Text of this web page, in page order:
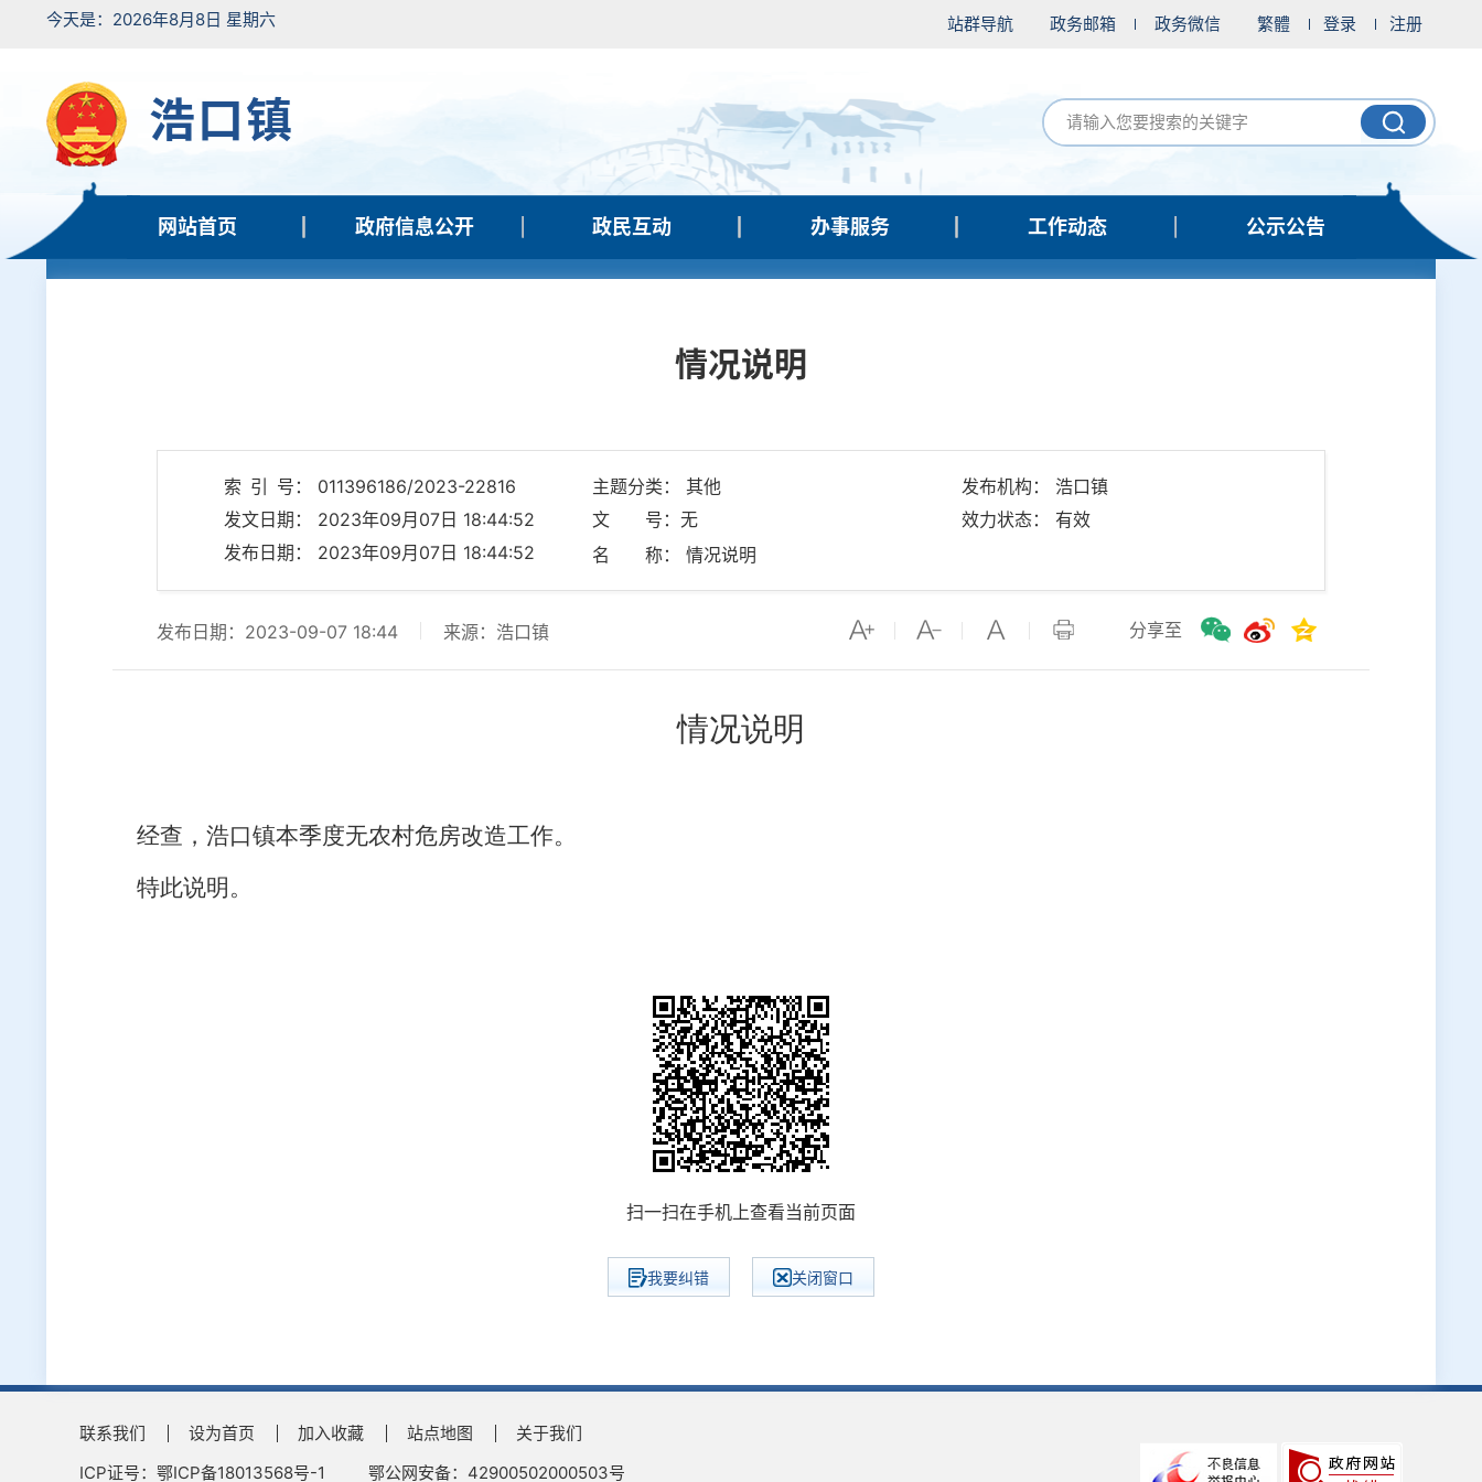
今天是：2026年8月8日 星期六 站群导航 政务邮箱 政务微信 繁體 登录 注册
浩口镇
网站首页 政府信息公开 政民互动 办事服务 工作动态 公示公告
情况说明
索 引 号： 011396186/2023-22816 主题分类： 其他
发布机构： 浩口镇
发文日期： 2023年09月07日 18:44:52
文 号：无
效力状态： 有效
发布日期： 2023年09月07日 18:44:52
名 称： 情况说明
分享至
发布日期：2023-09-07 18:44 来源：浩口镇
情况说明
经查，浩口镇本季度无农村危房改造工作。
特此说明。
扫一扫在手机上查看当前页面
我要纠错 关闭窗口
联系我们 设为首页 加入收藏 站点地图
关于我们
ICP证号：鄂ICP备18013568号-1
鄂公网安备：42900502000503号